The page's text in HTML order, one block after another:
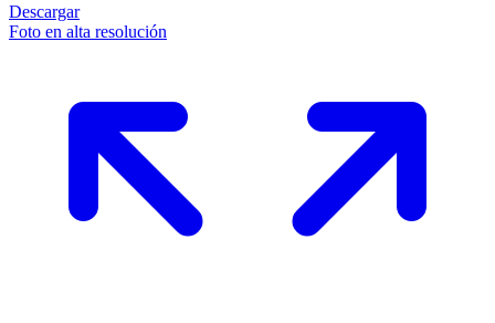
Descargar
Foto en alta resolución